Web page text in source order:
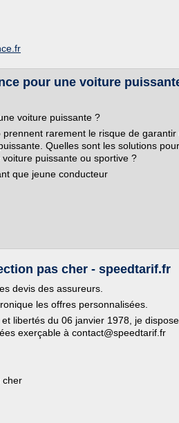
pour une voiture
voiture puissante ?
rarement le risque de
Quelles sont les solutions
puissante ou sportive ?
que jeune conducteur
pas cher - speedtarif.fr
devis des assureurs.
les offres personnalisées.
libertés du 06 janvier 1978, je
exerçable à contact@speedtarif.fr
cher